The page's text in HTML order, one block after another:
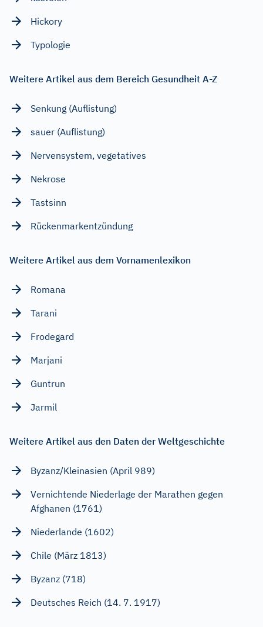
Hickory
Typologie
Weitere Artikel aus dem Bereich Gesundheit A-Z
Senkung (Auflistung)
sauer (Auflistung)
Nervensystem, vegetatives
Nekrose
Tastsinn
Rückenmarkentzündung
Weitere Artikel aus dem Vornamenlexikon
Romana
Tarani
Frodegard
Marjani
Guntrun
Jarmil
Weitere Artikel aus den Daten der Weltgeschichte
Byzanz/Kleinasien (April 989)
Vernichtende Niederlage der Marathen gegen
Afghanen (1761)
Niederlande (1602)
Chile (März 1813)
Byzanz (718)
Deutsches Reich (14. 7. 1917)